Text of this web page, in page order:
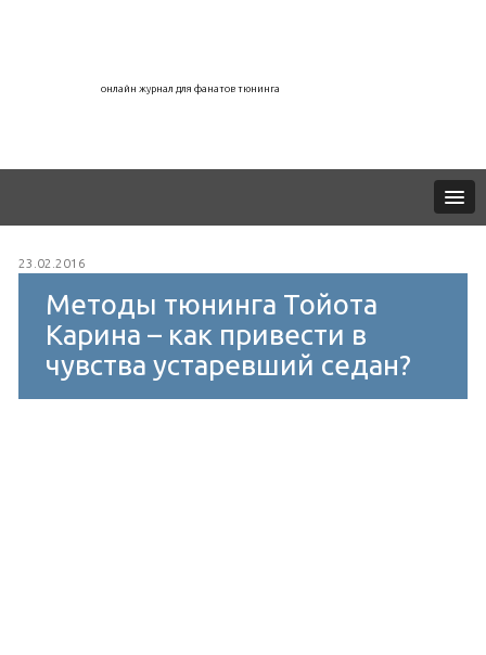
онлайн журнал для фанатов тюнинга
23.02.2016
Методы тюнинга Тойота
Карина – как привести в
чувства устаревший седан?